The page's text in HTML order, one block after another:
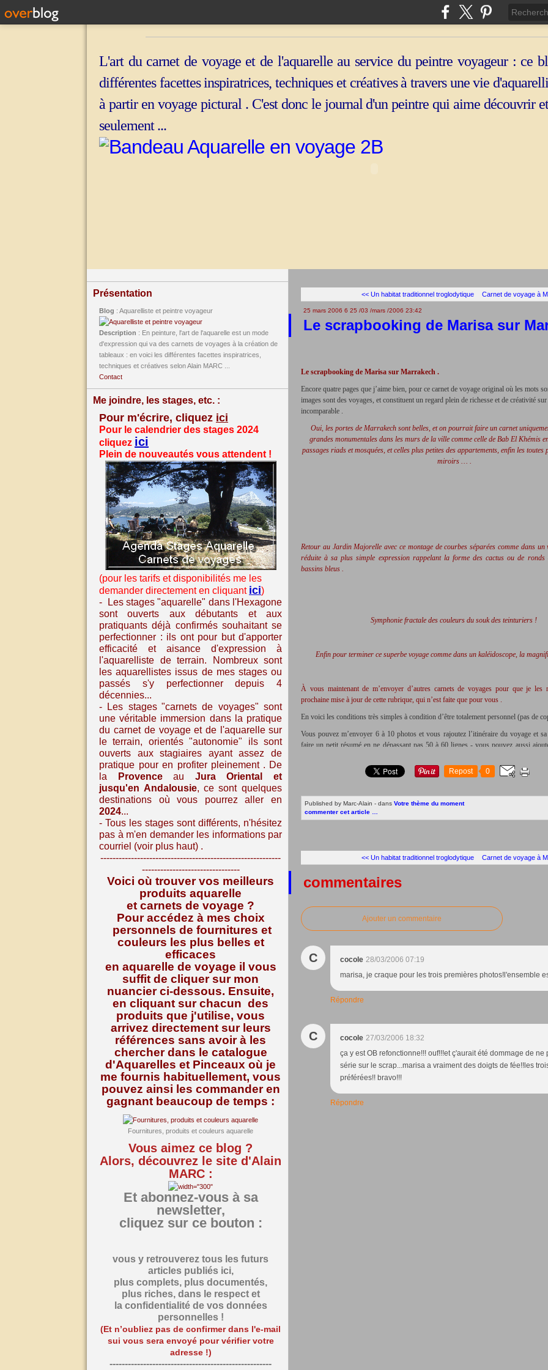
L'art du carnet de voyage et de l'aquarelle au service du peintre voyageur : ce
différentes facettes inspiratrices, techniques et créatives à travers une vie
à partir en voyage pictural . C'est donc le journal d'un peintre qui aime découvrir
seulement ...
Présentation
Blog : Aquarelliste et peintre voyageur
Description : En peinture, l'art de l'aquarelle est un mode
d'expression qui va des carnets de voyages à la création de
tableaux : en voici les différentes facettes inspiratrices,
techniques et créatives selon Alain MARC ...
Contact
Me joindre, les stages, etc. :
Pour m'écrire, cliquez ici
Pour le calendrier des stages 2024
cliquez ici
Plein de nouveautés vous attendent !
(pour les tarifs et disponibilités me les
demander directement en cliquant ici)
- Les stages "aquarelle" dans l'Hexagone
sont ouverts aux débutants et aux
pratiquants déjà confirmés souhaitant se
perfectionner : ils ont pour but d'apporter
efficacité et aisance d'expression à
l'aquarelliste de terrain. Nombreux sont
les aquarellistes issus de mes stages ou
passés s'y perfectionner depuis 4
décennies...
- Les stages "carnets de voyages" sont
une véritable immersion dans la pratique
du carnet de voyage et de l'aquarelle sur
le terrain, orientés "autonomie" ils sont
ouverts aux stagiaires ayant assez de
pratique pour en profiter pleinement . De
la
Provenceau Jura Oriental
et
jusqu'en Andalousie, ce sont quelques
destinations où vous pourrez aller en
2024...
- Tous les stages sont différents, n'hésitez
pas à m'en demander les informations par
courriel (voir plus haut) .
-----------------------------------------------------------
--------------------------------
Voici où trouver vos meilleurs
produits aquarelle
et carnets de voyage ?
Pour accédez à mes choix
personnels de fournitures et
couleurs les plus belles et
efficaces
en aquarelle de voyage il vous
suffit de cliquer sur mon
nuancier ci-dessous. Ensuite,
en cliquant sur chacun des
produits que j'utilise, vous
arrivez directement sur leurs
références sans avoir à les
chercher dans le catalogue
d'Aquarelles et Pinceaux où je
me fournis habituellement, vous
pouvez ainsi les commander en
gagnant beaucoup de temps :
Fournitures, produits et couleurs aquarelle
Vous aimez ce blog ?
Alors, découvrez le site d'Alain
MARC :
Et abonnez-vous à sa
newsletter,
cliquez sur ce bouton :
vous y retrouverez tous les futurs
articles publiés ici,
plus complets, plus documentés,
plus riches, dans le respect et
la confidentialité de vos données
personnelles !
(Et n’oubliez pas de confirmer dans l'e-mail
sui vous sera envoyé pour vérifier votre
adresse !)
-----------------------------------------------------
<< Un habitat traditionnel troglodytique Carnet de voyage à
25 mars 2006 6 25 /03 /mars /2006 23:42
Le scrapbooking de Marisa sur
Le scrapbooking de Marisa sur Marrakech .
Encore quatre pages que j’aime bien, pour ce carnet de voyage original où les mots
images sont des voyages, et constituent un regard plein de richesse et de créativité
incomparable .
Oui, les portes de Marrakech sont belles, et on pourrait faire un carnet
grandes monumentales dans les murs de la ville comme celle de Bab El Khémis
passages riads et mosquées, et celles plus petites des appartements, enfin les toutes
miroirs … .
Retour au Jardin Majorelle avec ce montage de courbes séparées comme dans
réduite à sa plus simple expression rappelant la forme des cactus ou de ronds
bassins bleus .
Symphonie fractale des couleurs du souk des teinturiers !
Enfin pour terminer ce superbe voyage comme dans un kaléidoscope, la
À vous maintenant de m’envoyer d’autres carnets de voyages pour que je les
prochaine mise à jour de cette rubrique, qui n’est faite que pour vous .
En voici les conditions très simples à condition d’être totalement personnel (pas de
Vous pouvez m’envoyer 6 à 10 photos et vous rajoutez l’itinéraire du voyage et
faire un petit résumé en ne dépassant pas 50 à 60 lignes - vous pouvez aussi
possible -) Notez bien : vos œuvres scannées ou photographiées (attention je ne
de mauvaise qualité ou mal cadrées), vous en réduisez le format dans votre logiciel
fichiers lourds) ; vous me l’adressez ensuite en fichier joint à l’adresse de mon e-
colonne de droite) .
Repost 0
Published by Marc-Alain - dans Votre thème du moment
commenter cet article
<< Un habitat traditionnel troglodytique Carnet de voyage à
commentaires
Ajouter un commentaire
C cocole 28/03/2006 07:19
marisa, je craque pour les trois premières photos!l'ensemble
Répondre
C cocole 27/03/2006 18:32
ça y est OB refonctionne!!! ouf!!!et ç'aurait été dommage de ne
série sur le scrap...marisa a vraiment des doigts de fée!!les
préférées!! bravo!!!
Répondre